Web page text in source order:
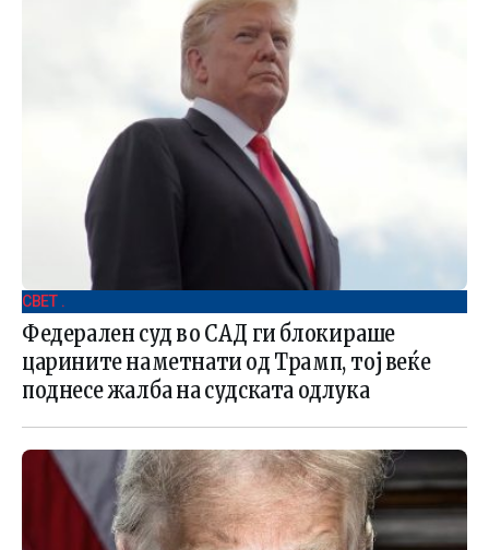
СВЕТ .
Федерален суд во САД ги блокираше
царините наметнати од Трамп, тој веќе
поднесе жалба на судската одлука